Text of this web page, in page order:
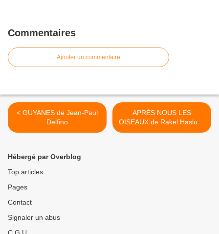
Commentaires
Ajouter un commentaire
< GUYANES de Jean-Paul
Delfino
APRÈS NOUS LES
OISEAUX de Rakel Haslund
>
Hébergé par Overblog
Top articles
Pages
Contact
Signaler un abus